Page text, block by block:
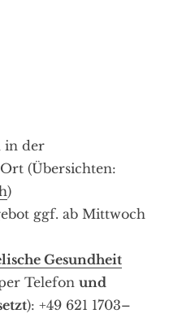
in der
(Übersichten:
)
ggf. ab Mittwoch
Gesundheit
Telefon und
): +49 621 1703–